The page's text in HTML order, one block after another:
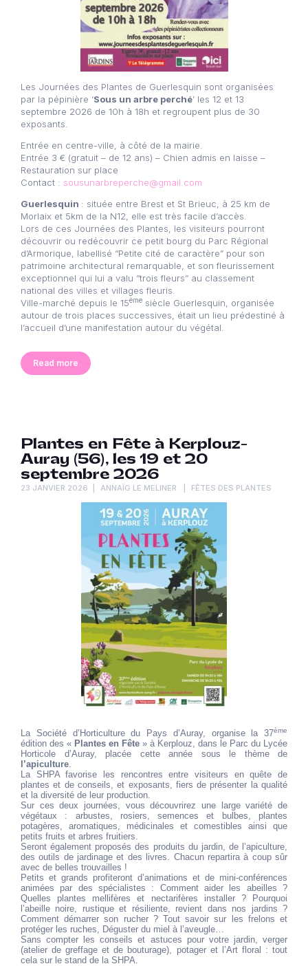
Les Journées des Plantes de Guerlesquin sont organisées
par la pépinière ‘Sous un arbre perché’ les 12 et 13
septembre 2026 de 10h à 18h et regroupent plus de 30
exposants.
Entrée en centre-ville, à côté de la mairie.
Entrée 3 € (gratuit – de 12 ans) – Chien admis en laisse –
Restauration sur place
Contact : sousunarbreperche@gmail.com
Guerlesquin : située entre Brest et St Brieuc, à 25 km de
Morlaix et 5km de la N12, elle est très facile d’accès.
Lors de ces Journées des Plantes, les visiteurs pourront
découvrir ou redécouvrir ce petit bourg du Parc Régional
d’Armorique, labellisé “Petite cité de caractère” pour son
patrimoine architectural remarquable, et son fleurissement
exceptionnel qui lui a valu “trois fleurs” au classement
national des villes et villages fleuris.
Ville-marché depuis le 15ème siècle Guerlesquin, organisée
autour de trois places successives, était un lieu prédestiné à
l’accueil d’une manifestation autour du végétal.
Read more
Plantes en Fête à Kerplouz-
Auray (56), les 19 et 20
septembre 2026
23 JANVIER 2026 ANNAÏG LE MELINER FÊTES DES PLANTES
La Société d’Horticulture du Pays d’Auray, organise la 37ème
édition des « Plantes en Fête » à Kerplouz, dans le Parc du Lycée
Horticole d’Auray, placée cette année sous le thème de
l’apiculture
La SHPA favorise les rencontres entre visiteurs en quête de
plantes et de conseils, et exposants, fiers de présenter la qualité
et la diversité de leur production.
Sur ces deux journées, vous découvrirez une large variété de
végétaux : arbustes, rosiers, semences et bulbes, plantes
potagères, aromatiques, médicinales et comestibles ainsi que
petits fruits et arbres fruitiers.
Seront également proposés des produits du jardin, de l’apiculture,
des outils de jardinage et des livres. Chacun repartira à coup sûr
avec de belles trouvailles !
Petits et grands profiteront d’animations et de mini-conférences
animées par des spécialistes : Comment aider les abeilles ?
Quelles plantes mellifères et nectarifères installer ? Pourquoi
l’abeille noire, rustique et résiliente, revient dans nos jardins ?
Comment démarrer son rucher ? Tout savoir sur les frelons et
protéger les ruches, Déguster du miel à l’aveugle…
Sans compter les conseils et astuces pour votre jardin, verger
(atelier de greffage et de bouturage), potager et l’Art floral : tout
cela sur le stand de la SHPA.